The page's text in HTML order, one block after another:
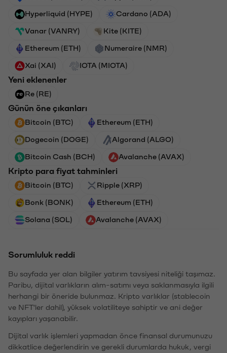
Hyperliquid (HYPE) Cardano (ADA)
Vanar (VANRY) Kite (KITE)
Ethereum (ETH) Numeraire (NMR)
Xai (XAI) IOTA (MIOTA)
Yeni eklenenler
Re (RE)
Günün öne çıkanları
Bitcoin (BTC) Ethereum (ETH)
Dogecoin (DOGE) Algorand (ALGO)
Bitcoin Cash (BCH) Avalanche (AVAX)
Kripto para fiyat tahminleri
Bitcoin (BTC) Ripple (XRP)
Bonk (BONK) Ethereum (ETH)
Solana (SOL) Avalanche (AVAX)
Sorumluluk reddi
Bu sayfada yer alan bilgiler yatırım tavsiyesi niteliği taşımaz.
Paribu, dijital varlıkların alım-satımı veya saklanmasıyla ilgili
herhangi bir öneride bulunmaz. Kripto varlıklar (stablecoin
ve NFT'ler dahil), yüksek volatiliteye sahiptir ve ani değer
kayıpları yaşanabilir.
Dijital varlık işlemleri yapmadan önce finansal durumunuzu
dikkatlice değerlendirin ve gerekli durumlarda hukuk, vergi